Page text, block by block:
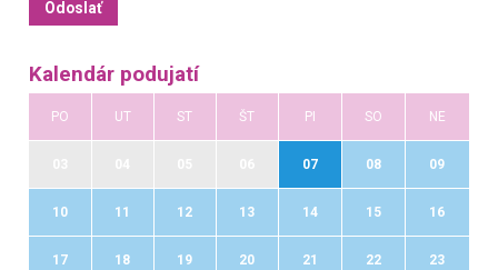
Kalendár podujatí
PO UT ST ŠT PI SO NE
07 08 09
10 11 12 13 14 15 16
17 18 19 20 21 22 23